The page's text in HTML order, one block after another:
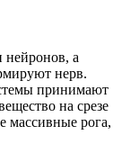
нейронов, а
нерв.
принимают
на срезе
массивные рога,